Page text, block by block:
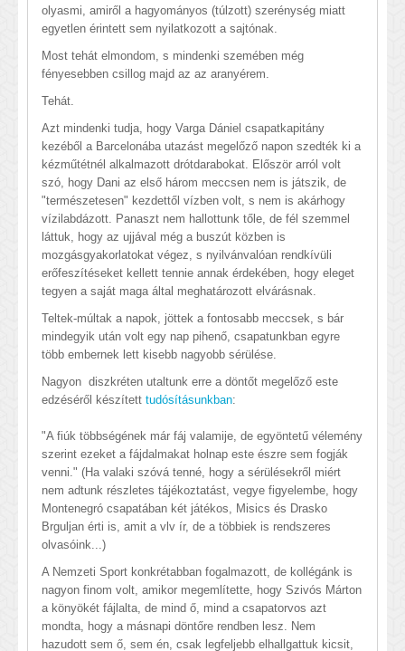
olyasmi, amiről a hagyományos (túlzott) szerénység miatt
egyetlen érintett sem nyilatkozott a sajtónak.
Most tehát elmondom, s mindenki szemében még
fényesebben csillog majd az az aranyérem.
Tehát.
Azt mindenki tudja, hogy Varga Dániel csapatkapitány
kezéből a Barcelonába utazást megelőző napon szedték ki a
kézműtétnél alkalmazott drótdarabokat. Először arról volt
szó, hogy Dani az első három meccsen nem is játszik, de
"természetesen" kezdettől vízben volt, s nem is akárhogy
vízilabdázott. Panaszt nem hallottunk tőle, de fél szemmel
láttuk, hogy az ujjával még a buszút közben is
mozgásgyakorlatokat végez, s nyilvánvalóan rendkívüli
erőfeszítéseket kellett tennie annak érdekében, hogy eleget
tegyen a saját maga által meghatározott elvárásnak.
Teltek-múltak a napok, jöttek a fontosabb meccsek, s bár
mindegyik után volt egy nap pihenő, csapatunkban egyre
több embernek lett kisebb nagyobb sérülése.
Nagyon diszkréten utaltunk erre a döntőt megelőző este
edzéséről készített tudósításunkban:
"A fiúk többségének már fáj valamije, de egyöntetű vélemény
szerint ezeket a fájdalmakat holnap este észre sem fogják
venni." (Ha valaki szóvá tenné, hogy a sérülésekről miért
nem adtunk részletes tájékoztatást, vegye figyelembe, hogy
Montenegró csapatában két játékos, Misics és Drasko
Brguljan érti is, amit a vlv ír, de a többiek is rendszeres
olvasóink...)
A Nemzeti Sport konkrétabban fogalmazott, de kollégánk is
nagyon finom volt, amikor megemlítette, hogy Szivós Márton
a könyökét fájlalta, de mind ő, mind a csapatorvos azt
mondta, hogy a másnapi döntőre rendben lesz. Nem
hazudott sem ő, sem én, csak legfeljebb elhallgattuk kicsit,